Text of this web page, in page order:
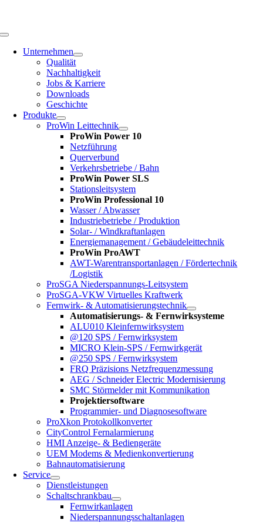
Toggle
NavigationUnternehmen
Qualität
Nachhaltigkeit
Jobs & Karriere
Downloads
Geschichte
Produkte
ProWin Leittechnik
ProWin Power 10
Netzführung
Querverbund
Verkehrsbetriebe / Bahn
ProWin Power SLS
Stationsleitsystem
ProWin Professional 10
Wasser / Abwasser
Industriebetriebe / Produktion
Solar- / Windkraftanlagen
Energiemanagement / Gebäudeleittechnik
ProWin ProAWT
AWT-Warentransportanlagen / Fördertechnik
/Logistik
ProSGA Niederspannungs-Leitsystem
ProSGA-VKW Virtuelles Kraftwerk
Fernwirk- & Automatisierungstechnik
Automatisierungs- & Fernwirksysteme
ALU010 Kleinfernwirksystem
@120 SPS / Fernwirksystem
MICRO Klein-SPS / Fernwirkgerät
@250 SPS / Fernwirksystem
FRQ Präzisions Netzfrequenzmessung
AEG / Schneider Electric Modernisierung
SMC Störmelder mit Kommunikation
Projektiersoftware
Programmier- und Diagnosesoftware
ProXkon Protokollkonverter
CityControl Fernalarmierung
HMI Anzeige- & Bediengeräte
UEM Modems & Medienkonvertierung
Bahnautomatisierung
Service
Dienstleistungen
Schaltschrankbau
Fernwirkanlagen
Niederspannungsschaltanlagen